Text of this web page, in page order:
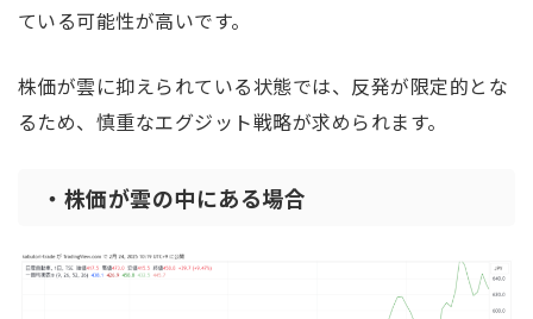
ている可能性が高いです。
株価が雲に抑えられている状態では、反発が限定的とな
るため、慎重なエグジット戦略が求められます。
・株価が雲の中にある場合